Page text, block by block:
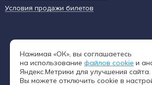
Условия продажи билетов
8 (962) 402-65-54
Нажимая «ОК», вы соглашаетесь
на использование файлов cookie и
Яндекс.Метрики для улучшения сайта.
Вы можете отключить cookie в